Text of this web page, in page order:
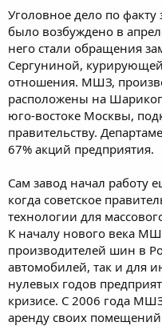
Уголовное дело по
было возбуждено в
него стали обращения
Сергуниной,
отношения. МШЗ,
расположены на
юго-востоке Москвы,
правительству.
67% акций предприятия.
Сам завод начал работу
когда советское
технологии для
К началу нового века
производителей шин в
автомобилей, так и для
нулевых годов
кризисе. С 2006 года
аренду своих